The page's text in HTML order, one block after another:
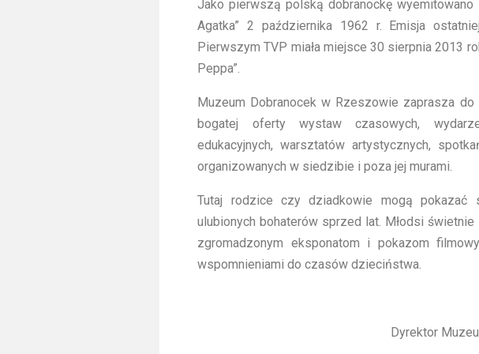
Jako pierwszą polską dobranockę wyemitowano
Agatka” 2 października 1962 r. Emisja
Pierwszym TVP miała miejsce 30 sierpnia 2013
Peppa”.
Muzeum Dobranocek w Rzeszowie zaprasza
bogatej oferty wystaw czasowych,
edukacyjnych, warsztatów artystycznych,
organizowanych w siedzibie i poza jej murami.
Tutaj rodzice czy dziadkowie mogą pokazać
ulubionych bohaterów sprzed lat. Młodsi
zgromadzonym eksponatom i pokazom
wspomnieniami do czasów dzieciństwa.
Dyrektor